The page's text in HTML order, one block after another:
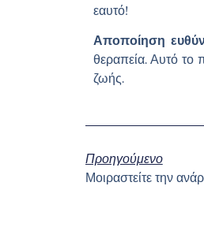
εαυτό!
Αποποίηση
θεραπεία. Αυτό το
ζωής.
Προηγούμενο
Μοιραστείτε την